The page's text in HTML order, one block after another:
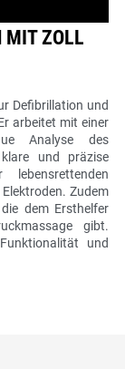
MIT ZOLL
Defibrillation und
arbeitet mit einer
Analyse des
und präzise
Zudem
dem Ersthelfer
gibt.
und